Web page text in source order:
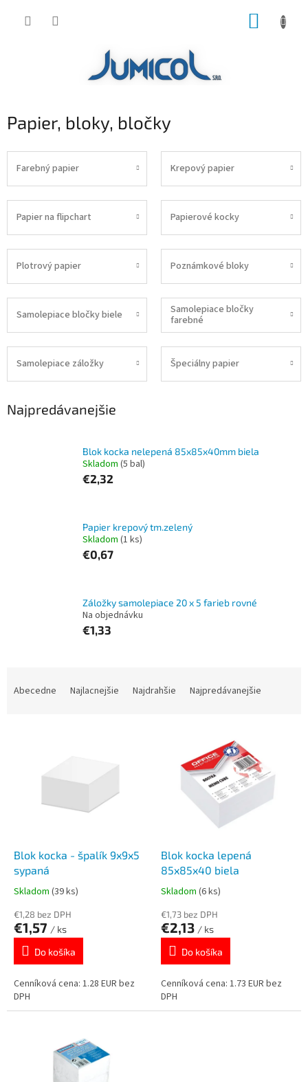
Papier, bloky, bločky
Farebný papier Krepový papier
Papier na flipchart Papierové kocky
Plotrový papier Poznámkové bloky
Samolepiace bločky biele
Samolepiace bločky
farebné
Samolepiace záložky Špeciálny papier
Najpredávanejšie
Blok kocka nelepená 85x85x40mm biela
Skladom (5 bal)
€2,32
Papier krepový tm.zelený
Skladom (1 ks)
€0,67
Záložky samolepiace 20 x 5 farieb rovné
Na objednávku
€1,33
Abecedne Najlacnejšie Najdrahšie Najpredávanejšie
Blok kocka - špalík 9x9x5
sypaná
Skladom (39 ks)
€1,28 bez DPH
€1,57 / ks
Do košíka
Cenníková cena: 1.28 EUR bez
DPH
Blok kocka lepená
85x85x40 biela
Skladom (6 ks)
€1,73 bez DPH
€2,13 / ks
Do košíka
Cenníková cena: 1.73 EUR bez
DPH